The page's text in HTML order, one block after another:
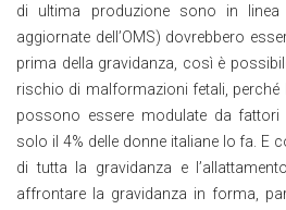
di ultima produzione sono in
aggiornate dell’OMS) dovrebbero
prima della gravidanza, così è
rischio di malformazioni fetali,
possono essere modulate da fattori
solo il 4% delle donne italiane lo fa. E
di tutta la gravidanza e
affrontare la gravidanza in forma,